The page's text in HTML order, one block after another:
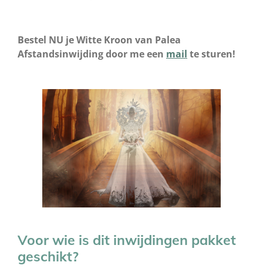
Bestel NU je Witte Kroon van Palea
Afstandsinwijding door me een mail te sturen!
Voor wie is dit inwijdingen pakket
geschikt?